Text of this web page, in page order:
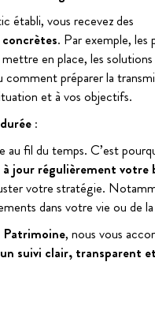
établi, vous recevez des
. Par exemple, les
en place, les
comment préparer la
et à vos objectifs.
:
au fil du temps. C’est
jour régulièrement votre
votre stratégie.
dans votre vie ou de
Patrimoine, nous vous
un suivi clair, transparent et